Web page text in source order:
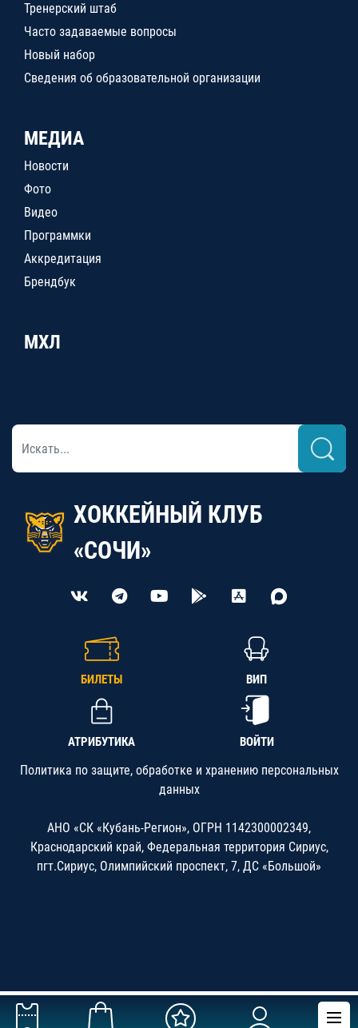
Тренерский штаб
Часто задаваемые вопросы
Новый набор
Сведения об образовательной организации
МЕДИА
Новости
Фото
Видео
Программки
Аккредитация
Брендбук
МХЛ
ХОККЕЙНЫЙ КЛУБ
«СОЧИ»
БИЛЕТЫ ВИП
АТРИБУТИКА ВОЙТИ
Политика по защите, обработке и хранению персональных
данных
АНО «СК «Кубань-Регион», ОГРН 1142300002349,
Краснодарский край, Федеральная территория Сириус,
пгт.Сириус, Олимпийский проспект, 7, ДС «Большой»